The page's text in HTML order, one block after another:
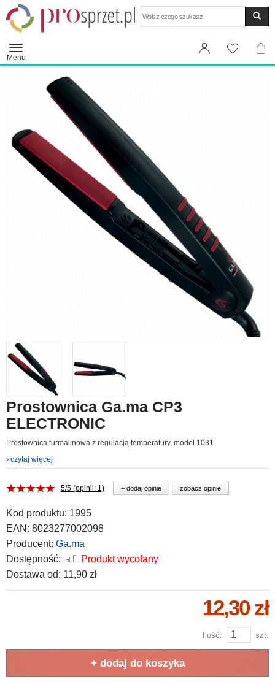
Menu
Prostownica Ga.ma CP3
ELECTRONIC
Prostownica turmalinowa z regulacją temperatury, model 1031
czytaj więcej
5/5 (opinii: 1) + dodaj opinie zobacz opinie
Kod produktu: 1995
EAN: 8023277002098
Producent: Ga.ma
Dostępność:
Produkt wycofany
Dostawa od: 11,90 zł
12,30 zł
Ilość: szt.
+ dodaj do koszyka